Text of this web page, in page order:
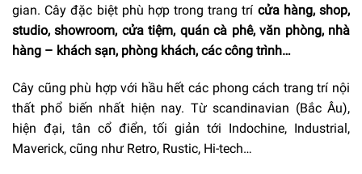
gian. Cây đặc biệt phù hợp trong trang trícửa hàng, shop,
studio, showroom, cửa tiệm, quán cà phê, văn phòng, nhà
hàng – khách sạn, phòng khách, các công trình…
Cây cũng phù hợp với hầu hết các phong cách trang trí nội
thất phổ biến nhất hiện nay. Từ scandinavian (Bắc Âu),
hiện đại, tân cổ điển, tối giản tới Indochine, Industrial,
Maverick, cũng như Retro, Rustic, Hi-tech…